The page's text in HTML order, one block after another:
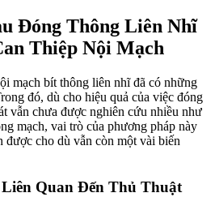
Đóng Thông Liên Nhĩ
Thiệp Nội Mạch
mạch bít thông liên nhĩ đã có những
đó, dù cho hiệu quả của việc đóng
vẫn chưa được nghiên cứu nhiều như
mạch, vai trò của phương pháp này
được cho dù vẫn còn một vài biến
Quan Đến Thủ Thuật